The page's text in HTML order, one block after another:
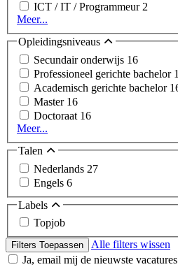
ICT / IT / Programmeur2
Meer...
Opleidingsniveaus
Secundair onderwijs 16
Professioneel gerichte bachelor
Academisch gerichte bachelor
Master 16
Doctoraat 16
Meer...
Talen
Nederlands 27
Engels 6
Labels
Topjob
Filters Toepassen
Alle filters wissen
Ja, email mij de nieuwste